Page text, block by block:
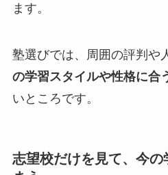
ます。
塾選びでは、周囲の評判や
の学習スタイルや性格に合
いところです。
志望校だけを見て、今の